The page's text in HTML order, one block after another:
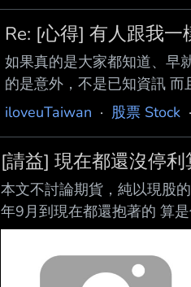
等級的利空 如果週一真的開
利空主因都講不出來，那比
Re: [心得] 有人跟我
如果真的是大家都知道、早
的是意外，不是已知資訊
強勁 企業獲利和出口也沒有
直接想成世界末日 對 沒錯
大崩盤 : 只買0050的我 真
iloveuTaiwan · 股票 Stock ·
[請益] 現在都還沒停利
本文不討論期貨，純以現股
年9月到現在都還抱著的 算
浪理論 現在不是也差不多要
由？ 謝謝 --